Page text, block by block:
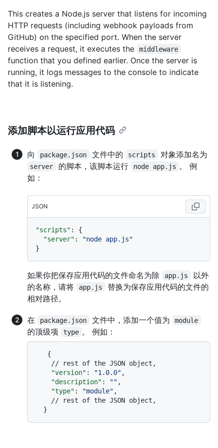
This creates a Node.js server that listens for incoming
HTTP requests (including webhook payloads from
GitHub) on the specified port. When the server
receives a request, it executes the
middleware
function that you defined earlier. Once the server is
running, it logs messages to the console to indicate
that it is listening.
添加脚本以运行应用代码
向 package.json 文件中的 scripts 对象添加名为
server 的脚本，该脚本运行 node app.js 。 例
如：
JSON
"scripts" :
{
"server" :
"node app.js"
}
如果你把保存应用代码的文件命名为除 app.js
以外
的名称，请将
app.js
替换为保存应用代码的文件的
相对路径。
在 package.json 文件中，添加一个值为 module
的顶级项 type 。 例如：
{
// rest of the JSON object,
"version" : "1.0.0" ,
"description" : "" ,
"type" : "module" ,
// rest of the JSON object,
}